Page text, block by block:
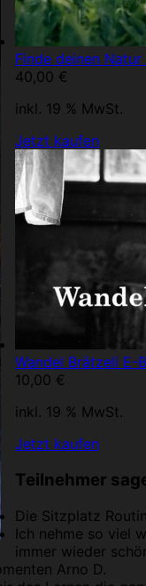
Finde deinen
40,00 €
inkl. 19 % MwSt.
Jetzt kaufen
Wandel Brätzeli E-
10,00 €
inkl. 19 % MwSt.
Jetzt kaufen
Teilnehmer
Die Sitzplatz
Ich nehme so viel
immer wieder
Arno D.